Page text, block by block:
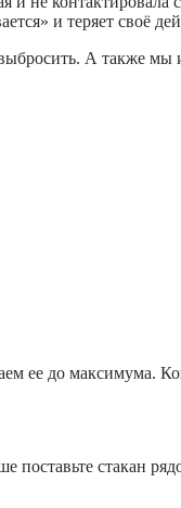
и теряет своё
А также мы
ее до максимума.
поставьте стакан